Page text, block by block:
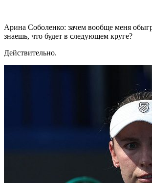
Арина Соболенко: зачем вообще меня
знаешь, что будет в следующем круге?
Действительно.